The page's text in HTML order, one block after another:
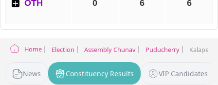
Home Election Assembly Chunav Puducherry Kalapet
News Constituency Results VIP Candidates